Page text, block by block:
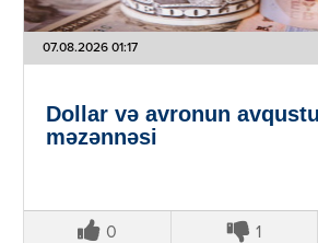
07.08.2026 01:17
Dollar və avronun
məzənnəsi
0 1